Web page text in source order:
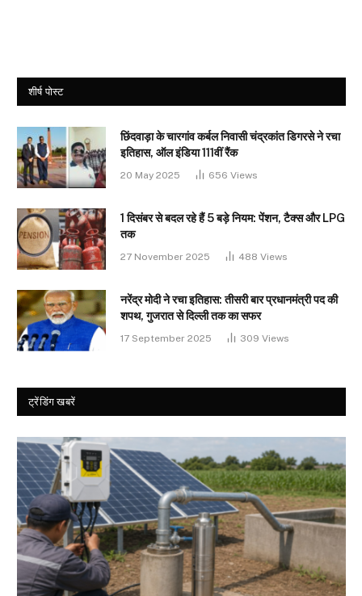
शीर्ष पोस्ट
छिंदवाड़ा के चारगांव कर्बल निवासी चंद्रकांत डिगरसे ने रचा
इतिहास, ऑल इंडिया 111वीं रैंक
20 May 2025 656 Views
1 दिसंबर से बदल रहे हैं 5 बड़े नियम: पेंशन, टैक्स और LPG
तक
27 November 2025 488 Views
नरेंद्र मोदी ने रचा इतिहास: तीसरी बार प्रधानमंत्री पद की
शपथ, गुजरात से दिल्ली तक का सफर
17 September 2025 309 Views
ट्रेंडिंग खबरें